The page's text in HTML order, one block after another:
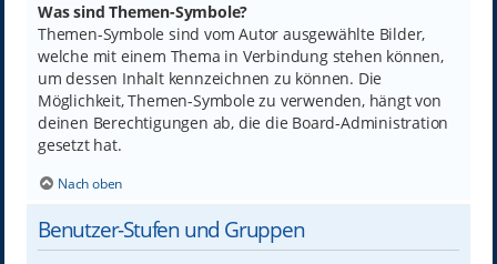
Was sind Themen-Symbole?
Themen-Symbole sind vom Autor ausgewählte Bilder,
welche mit einem Thema in Verbindung stehen können,
um dessen Inhalt kennzeichnen zu können. Die
Möglichkeit, Themen-Symbole zu verwenden, hängt von
deinen Berechtigungen ab, die die Board-Administration
gesetzt hat.
Nach oben
Benutzer-Stufen und Gruppen